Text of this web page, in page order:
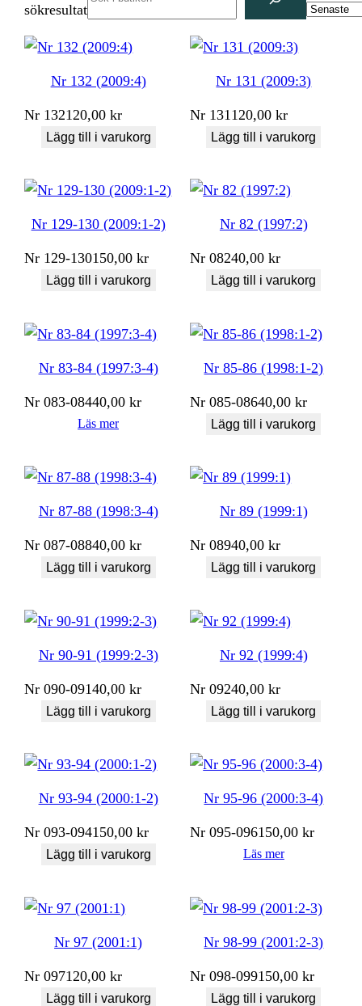
sökresultat
Nr 132 (2009:4)
Nr 132120,00kr
Lägg till i varukorg
Nr 131 (2009:3)
Nr 131 120,00kr
Lägg till i varukorg
Nr 129-130 (2009:1-2)
Nr 129-130150,00kr
Lägg till i varukorg
Nr 82 (1997:2)
Nr 08240,00kr
Lägg till i varukorg
Nr 83-84 (1997:3-4)
Nr 083-08440,00kr
Läs mer
Nr 85-86 (1998:1-2)
Nr 085-08640,00kr
Lägg till i varukorg
Nr 87-88 (1998:3-4)
Nr 087-08840,00kr
Lägg till i varukorg
Nr 89 (1999:1)
Nr 08940,00kr
Lägg till i varukorg
Nr 90-91 (1999:2-3)
Nr 090-09140,00kr
Lägg till i varukorg
Nr 92 (1999:4)
Nr 09240,00kr
Lägg till i varukorg
Nr 93-94 (2000:1-2)
Nr 093-094150,00kr
Lägg till i varukorg
Nr 95-96 (2000:3-4)
Nr 095-096150,00kr
Läs mer
Nr 97 (2001:1)
Nr 097120,00kr
Lägg till i varukorg
Nr 98-99 (2001:2-3)
Nr 098-099150,00kr
Lägg till i varukorg